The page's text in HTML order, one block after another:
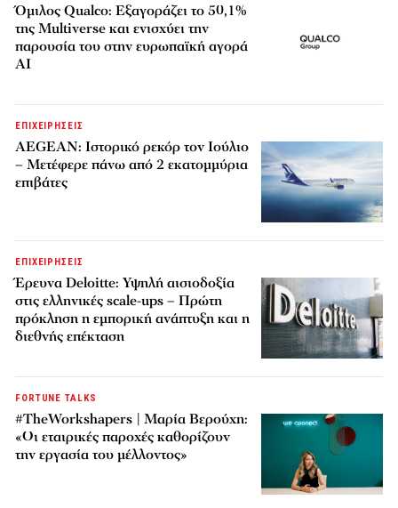
Όμιλος Qualco: Εξαγοράζει το 50,1%
της Multiverse και ενισχύει την
παρουσία του στην ευρωπαϊκή αγορά
AI
ΕΠΙΧΕΙΡΗΣΕΙΣ
AEGEAN: Ιστορικό ρεκόρ τον Ιούλιο
– Μετέφερε πάνω από 2 εκατομμύρια
επιβάτες
ΕΠΙΧΕΙΡΗΣΕΙΣ
Έρευνα Deloitte: Υψηλή αισιοδοξία
στις ελληνικές scale-ups – Πρώτη
πρόκληση η εμπορική ανάπτυξη και η
διεθνής επέκταση
FORTUNE TALKS
#TheWorkshapers | Μαρία Βερούχη:
«Οι εταιρικές παροχές καθορίζουν
την εργασία του μέλλοντος»